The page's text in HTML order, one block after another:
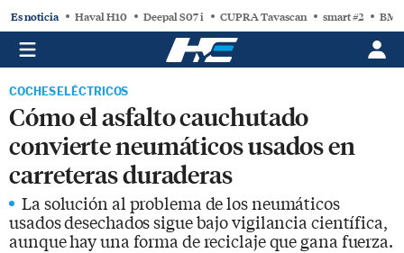
Es noticia Haval H10 Deepal S07 i CUPRA Tavascan smart #2
COCHES ELÉCTRICOS
Cómo el asfalto cauchutado
convierte neumáticos usados en
carreteras duraderas
La solución al problema de los neumáticos
usados desechados sigue bajo vigilancia científica,
aunque hay una forma de reciclaje que gana fuerza.